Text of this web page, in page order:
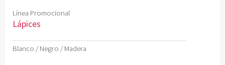
Línea Promocional
Lápices
Blanco / Negro / Madera